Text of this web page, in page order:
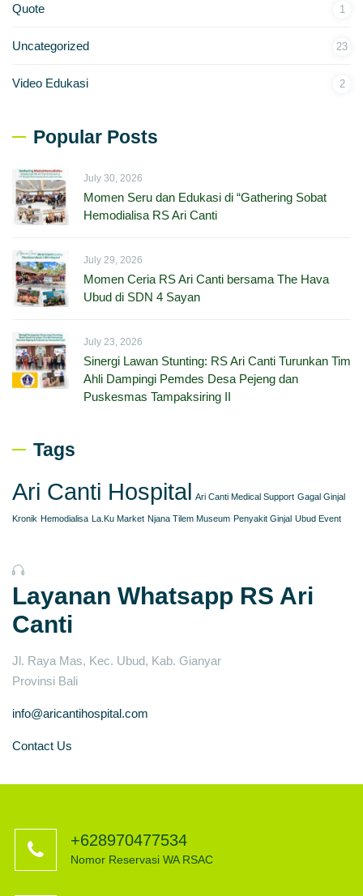
Quote 1
Uncategorized 23
Video Edukasi 2
Popular Posts
July 30, 2026
Momen Seru dan Edukasi di “Gathering Sobat
Hemodialisa RS Ari Canti
July 29, 2026
Momen Ceria RS Ari Canti bersama The Hava
Ubud di SDN 4 Sayan
July 23, 2026
Sinergi Lawan Stunting: RS Ari Canti Turunkan Tim
Ahli Dampingi Pemdes Desa Pejeng dan
Puskesmas Tampaksiring II
Tags
Ari Canti Hospital Ari Canti Medical Support Gagal Ginjal
Kronik Hemodialisa La.Ku Market Njana Tilem Museum Penyakit Ginjal Ubud Event
Layanan Whatsapp RS Ari
Canti
Jl. Raya Mas, Kec. Ubud, Kab. Gianyar
Provinsi Bali
info@aricantihospital.com
Contact Us
+628970477534
Nomor Reservasi WA RSAC